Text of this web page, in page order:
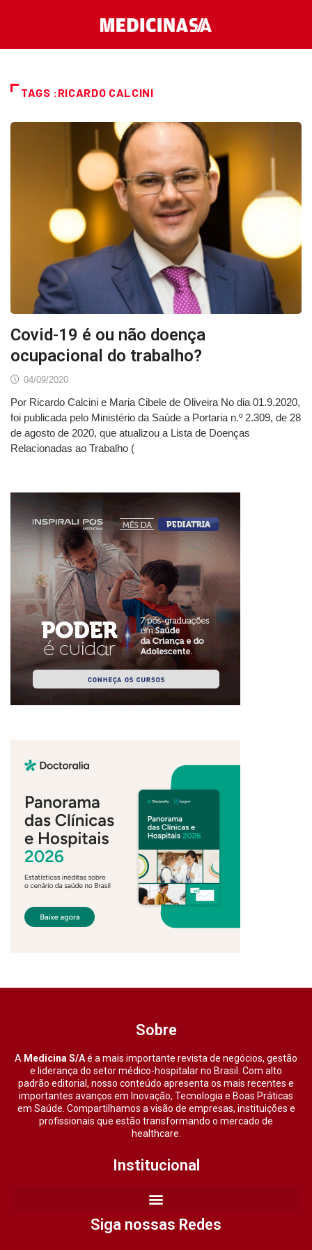
TAGS :RICARDO CALCINI
Covid-19 é ou não doença
ocupacional do trabalho?
04/09/2020
Por Ricardo Calcini e Maria Cibele de Oliveira No dia 01.9.2020,
foi publicada pelo Ministério da Saúde a Portaria n.º 2.309, de 28
de agosto de 2020, que atualizou a Lista de Doenças
Relacionadas ao Trabalho (
Sobre
A Medicina S/Aé a mais importante revista de negócios, gestão
e liderança do setor médico-hospitalar no Brasil. Com alto
padrão editorial, nosso conteúdo apresenta os mais recentes e
importantes avanços em Inovação, Tecnologia e Boas Práticas
em Saúde. Compartilhamos a visão de empresas, instituições e
profissionais que estão transformando o mercado de
healthcare.
Institucional
Siga nossas Redes